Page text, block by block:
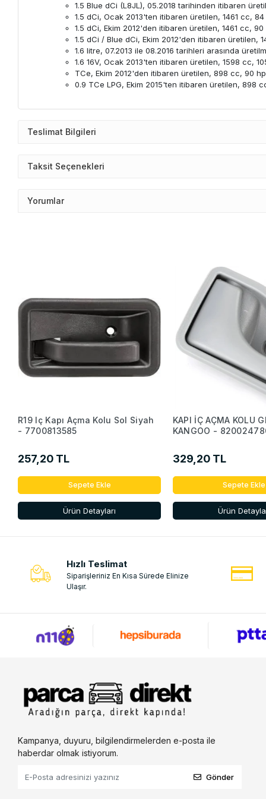
1.5 Blue dCi (L8JL), 05.2018 tarihinden itibaren
1.5 dCi, Ocak 2013'ten itibaren üretilen, 1461 cc,
1.5 dCi, Ekim 2012'den itibaren üretilen, 1461 cc, 90
1.5 dCi / Blue dCi, Ekim 2012'den itibaren üretilen,
1.6 litre, 07.2013 ile 08.2016 tarihleri ​​arasında
1.6 16V, Ocak 2013'ten itibaren üretilen, 1598 cc,
TCe, Ekim 2012'den itibaren üretilen, 898 cc, 90 hp
0.9 TCe LPG, Ekim 2015'ten itibaren üretilen, 898
Teslimat Bilgileri
Taksit Seçenekleri
Yorumlar
R19 Iç Kapı Açma Kolu Sol Siyah
- 7700813585
257,20 TL
Sepete Ekle
Ürün Detayları
KAPI İÇ AÇMA KOLU
KANGOO -
329,20 TL
Sepete Ekle
Ürün
Hızlı Teslimat
Siparişleriniz En Kısa Sürede Elinize
Ulaşır.
Kampanya, duyuru, bilgilendirmelerden e-posta ile
haberdar olmak istiyorum.
Gönder